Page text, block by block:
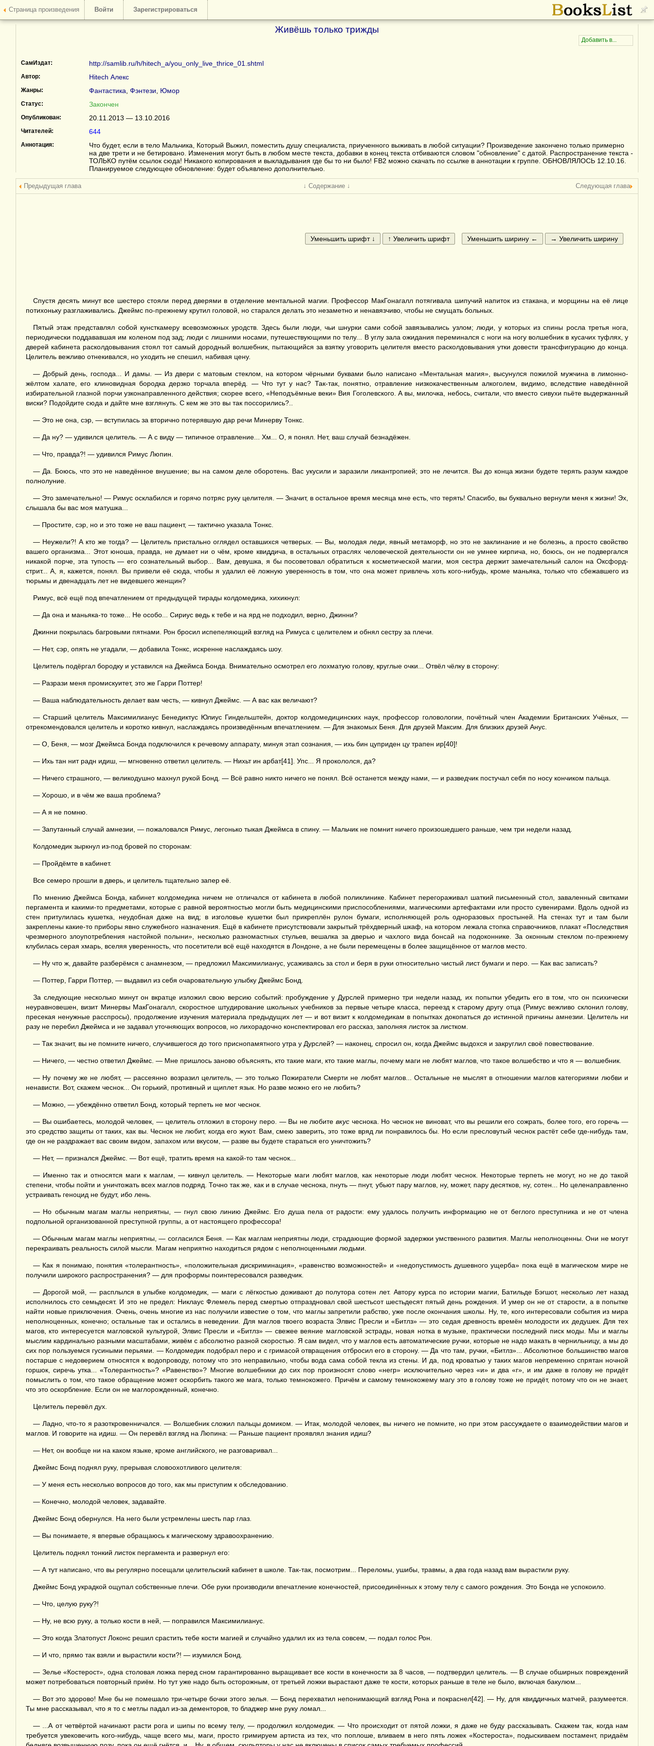
Страница произведения Войти Зарегистрироваться
Живёшь только трижды
СамИздат: http://samlib.ru/h/hitech_a/you_only_live_thrice_01.shtml
Автор: Hitech Алекс
Жанры: Фантастика Фэнтези Юмор
Статус: Закончен
Опубликован: 20.11.2013 — 13.10.2016
Читателей: 644
Аннотация:
Что будет, если в тело Мальчика, Который Выжил, поместить душу специалиста, приученного выживать в любой ситуации? Произведение закончено только примерно
на две трети и не бетировано. Изменения могут быть в любом месте текста, добавки в конец текста отбиваются словом "обновление" с датой. Распространение текста -
ТОЛЬКО путём ссылок сюда! Никакого копирования и выкладывания где бы то ни было! FB2 можно скачать по ссылке в аннотации к группе. ОБНОВЛЯЛОСЬ 12.10.16.
Планируемое следующее обновление: будет объявлено дополнительно.
Предыдущая глава ↓ Содержание ↓ Следующая глава
Спустя десять минут все шестеро стояли перед дверями в отделение ментальной магии. Профессор МакГонагалл потягивала шипучий напиток из стакана, и морщины на её лице
потихоньку разглаживались. Джеймс по-прежнему крутил головой, но старался делать это незаметно и ненавязчиво, чтобы не смущать больных.
Пятый этаж представлял собой кунсткамеру всевозможных уродств. Здесь были люди, чьи шнурки сами собой завязывались узлом; люди, у которых из спины росла третья нога,
периодически поддававшая им коленом под зад; люди с лишними носами, путешествующими по телу... В углу зала ожидания переминался с ноги на ногу волшебник в кусачих туфлях, у
дверей кабинета расколдовывания стоял тот самый дородный волшебник, пытающийся за взятку уговорить целителя вместо расколдовывания утки довести трансфигурацию до конца.
Целитель вежливо отнекивался, но уходить не спешил, набивая цену.
— Добрый день, господа... И дамы. — Из двери с матовым стеклом, на котором чёрными буквами было написано «Ментальная магия», высунулся пожилой мужчина в лимонно-
жёлтом халате, его клиновидная бородка дерзко торчала вперёд. — Что тут у нас? Так-так, понятно, отравление низкокачественным алкоголем, видимо, вследствие наведённой
избирательной глазной порчи узконаправленного действия; скорее всего, «Неподъёмные веки» Вия Гоголевского. А вы, милочка, небось, считали, что вместо сивухи пьёте выдержанный
виски? Подойдите сюда и дайте мне взглянуть. С кем же это вы так поссорились?..
— Это не она, сэр, — вступилась за вторично потерявшую дар речи Минерву Тонкс.
— Да ну? — удивился целитель. — А с виду — типичное отравление... Хм... О, я понял. Нет, ваш случай безнадёжен.
— Что, правда?! — удивился Римус Люпин.
— Да. Боюсь, что это не наведённое внушение; вы на самом деле оборотень. Вас укусили и заразили ликантропией; это не лечится. Вы до конца жизни будете терять разум каждое
полнолуние.
— Это замечательно! — Римус осклабился и горячо потряс руку целителя. — Значит, в остальное время месяца мне есть, что терять! Спасибо, вы буквально вернули меня к жизни! Эх,
слышала бы вас моя матушка...
— Простите, сэр, но и это тоже не ваш пациент, — тактично указала Тонкс.
— Неужели?! А кто же тогда? — Целитель пристально оглядел оставшихся четверых. — Вы, молодая леди, явный метаморф, но это не заклинание и не болезнь, а просто свойство
вашего организма... Этот юноша, правда, не думает ни о чём, кроме квиддича, в остальных отраслях человеческой деятельности он не умнее кирпича, но, боюсь, он не подвергался
никакой порче, эта тупость — его сознательный выбор... Вам, девушка, я бы посоветовал обратиться к косметической магии, моя сестра держит замечательный салон на Оксфорд-
стрит... А, я, кажется, понял. Вы привели её сюда, чтобы я удалил её ложную уверенность в том, что она может привлечь хоть кого-нибудь, кроме маньяка, только что сбежавшего из
тюрьмы и двенадцать лет не видевшего женщин?
Римус, всё ещё под впечатлением от предыдущей тирады колдомедика, хихикнул:
— Да она и маньяка-то тоже... Не особо... Сириус ведь к тебе и на ярд не подходил, верно, Джинни?
Джинни покрылась багровыми пятнами. Рон бросил испепеляющий взгляд на Римуса с целителем и обнял сестру за плечи.
— Нет, сэр, опять не угадали, — добавила Тонкс, искренне наслаждаясь шоу.
Целитель подёргал бородку и уставился на Джеймса Бонда. Внимательно осмотрел его лохматую голову, круглые очки... Отвёл чёлку в сторону:
— Разрази меня промискуитет, это же Гарри Поттер!
— Ваша наблюдательность делает вам честь, — кивнул Джеймс. — А вас как величают?
— Старший целитель Максимилианус Бенедиктус Юлиус Гиндельштейн, доктор колдомедицинских наук, профессор головологии, почётный член Академии Британских Учёных, —
отрекомендовался целитель и коротко кивнул, наслаждаясь произведённым впечатлением. — Для знакомых Беня. Для друзей Максим. Для близких друзей Анус.
— О, Беня, — мозг Джеймса Бонда подключился к речевому аппарату, минуя этап сознания, — ихь бин цуприден цу трапен ир[40]!
— Ихь тан нит радн идиш, — мгновенно ответил целитель. — Нихьт ин арбат[41]. Упс... Я прокололся, да?
— Ничего страшного, — великодушно махнул рукой Бонд. — Всё равно никто ничего не понял. Всё останется между нами, — и разведчик постучал себя по носу кончиком пальца.
— Хорошо, и в чём же ваша проблема?
— А я не помню.
— Запутанный случай амнезии, — пожаловался Римус, легонько тыкая Джеймса в спину. — Мальчик не помнит ничего произошедшего раньше, чем три недели назад.
Колдомедик зыркнул из-под бровей по сторонам:
— Пройдёмте в кабинет.
Все семеро прошли в дверь, и целитель тщательно запер её.
По мнению Джеймса Бонда, кабинет колдомедика ничем не отличался от кабинета в любой поликлинике. Кабинет перегораживал шаткий письменный стол, заваленный свитками
пергамента и какими-то предметами, которые с равной вероятностью могли быть медицинскими приспособлениями, магическими артефактами или просто сувенирами. Вдоль одной из
стен притулилась кушетка, неудобная даже на вид; в изголовье кушетки был прикреплён рулон бумаги, исполняющей роль одноразовых простыней. На стенах тут и там были
закреплены какие-то приборы явно служебного назначения. Ещё в кабинете присутствовали закрытый трёхдверный шкаф, на котором лежала стопка справочников, плакат «Последствия
чрезмерного злоупотребления настойкой полыни», несколько разномастных стульев, вешалка за дверью и чахлого вида бонсай на подоконнике. За оконным стеклом по-прежнему
клубилась серая хмарь, вселяя уверенность, что посетители всё ещё находятся в Лондоне, а не были перемещены в более защищённое от маглов место.
— Ну что ж, давайте разберёмся с анамнезом, — предложил Максимилианус, усаживаясь за стол и беря в руки относительно чистый лист бумаги и перо. — Как вас записать?
— Поттер, Гарри Поттер, — выдавил из себя очаровательную улыбку Джеймс Бонд.
За следующие несколько минут он вкратце изложил свою версию событий: пробуждение у Дурслей примерно три недели назад, их попытки убедить его в том, что он психически
неуравновешен, визит Минервы МакГонагалл, скоростное штудирование школьных учебников за первые четыре класса, переезд к старому другу отца (Римус вежливо склонил голову,
пресекая ненужные расспросы), продолжение изучения материала предыдущих лет — и вот визит к колдомедикам в попытках докопаться до истинной причины амнезии. Целитель ни
разу не перебил Джеймса и не задавал уточняющих вопросов, но лихорадочно конспектировал его рассказ, заполняя листок за листком.
— Так значит, вы не помните ничего, случившегося до того приснопамятного утра у Дурслей? — наконец, спросил он, когда Джеймс выдохся и закруглил своё повествование.
— Ничего, — честно ответил Джеймс. — Мне пришлось заново объяснять, кто такие маги, кто такие маглы, почему маги не любят маглов, что такое волшебство и что я — волшебник.
— Ну почему же не любят, — рассеянно возразил целитель, — это только Пожиратели Смерти не любят маглов... Остальные не мыслят в отношении маглов категориями любви и
ненависти. Вот, скажем чеснок... Он горький, противный и щиплет язык. Но разве можно его не любить?
— Можно, — убеждённо ответил Бонд, который терпеть не мог чеснок.
— Вы ошибаетесь, молодой человек, — целитель отложил в сторону перо. — Вы не любите вкус чеснока. Но чеснок не виноват, что вы решили его сожрать, более того, его горечь —
это средство защиты от таких, как вы. Чеснок не любит, когда его жуют. Вам, смею заверить, это тоже вряд ли понравилось бы. Но если пресловутый чеснок растёт себе где-нибудь там,
где он не раздражает вас своим видом, запахом или вкусом, — разве вы будете стараться его уничтожить?
— Нет, — признался Джеймс. — Вот ещё, тратить время на какой-то там чеснок...
— Именно так и относятся маги к маглам, — кивнул целитель. — Некоторые маги любят маглов, как некоторые люди любят чеснок. Некоторые терпеть не могут, но не до такой
степени, чтобы пойти и уничтожать всех маглов подряд. Точно так же, как и в случае чеснока, пнуть — пнут, убьют пару маглов, ну, может, пару десятков, ну, сотен... Но целенаправленно
устраивать геноцид не будут, ибо лень.
— Но обычным магам маглы неприятны, — гнул свою линию Джеймс. Его душа пела от радости: ему удалось получить информацию не от беглого преступника и не от члена
подпольной организованной преступной группы, а от настоящего профессора!
— Обычным магам маглы неприятны, — согласился Беня. — Как маглам неприятны люди, страдающие формой задержки умственного развития. Маглы неполноценны. Они не могут
перекраивать реальность силой мысли. Магам неприятно находиться рядом с неполноценными людьми.
— Как я понимаю, понятия «толерантность», «положительная дискриминация», «равенство возможностей» и «недопустимость душевного ущерба» пока ещё в магическом мире не
получили широкого распространения? — для проформы поинтересовался разведчик.
— Дорогой мой, — расплылся в улыбке колдомедик, — маги с лёгкостью доживают до полутора сотен лет. Автору курса по истории магии, Батильде Бэгшот, несколько лет назад
исполнилось сто семьдесят. И это не предел: Никлаус Флемель перед смертью отпраздновал свой шестьсот шестьдесят пятый день рождения. И умер он не от старости, а в попытке
найти новые приключения. Очень, очень многие из нас получили известие о том, что маглы запретили рабство, уже после окончания школы. Ну, те, кого интересовали события из мира
неполноценных, конечно; остальные так и остались в неведении. Для маглов твоего возраста Элвис Пресли и «Битлз» — это седая древность времён молодости их дедушек. Для тех
магов, кто интересуется магловской культурой, Элвис Пресли и «Битлз» — свежее веяние магловской эстрады, новая нотка в музыке, практически последний писк моды. Мы и маглы
мыслим кардинально разными масштабами, живём с абсолютно разной скоростью. Я сам видел, что у маглов есть автоматические ручки, которые не надо макать в чернильницу, а мы до
сих пор пользуемся гусиными перьями. — Колдомедик подобрал перо и с гримасой отвращения отбросил его в сторону. — Да что там, ручки, «Битлз»... Абсолютное большинство магов
постарше с недоверием относятся к водопроводу, потому что это неправильно, чтобы вода сама собой текла из стены. И да, под кроватью у таких магов непременно спрятан ночной
горшок, сиречь утка... «Толерантность»? «Равенство»? Многие волшебники до сих пор произносят слово «негр» исключительно через «и» и два «г», и им даже в голову не придёт
помыслить о том, что такое обращение может оскорбить такого же мага, только темнокожего. Причём и самому темнокожему магу это в голову тоже не придёт, потому что он не знает,
что это оскорбление. Если он не маглорожденный, конечно.
Целитель перевёл дух.
— Ладно, что-то я разоткровенничался. — Волшебник сложил пальцы домиком. — Итак, молодой человек, вы ничего не помните, но при этом рассуждаете о взаимодействии магов и
маглов. И говорите на идиш. — Он перевёл взгляд на Люпина: — Раньше пациент проявлял знания идиш?
— Нет, он вообще ни на каком языке, кроме английского, не разговаривал...
Джеймс Бонд поднял руку, прерывая словоохотливого целителя:
— У меня есть несколько вопросов до того, как мы приступим к обследованию.
— Конечно, молодой человек, задавайте.
Джеймс Бонд обернулся. На него были устремлены шесть пар глаз.
— Вы понимаете, я впервые обращаюсь к магическому здравоохранению.
Целитель поднял тонкий листок пергамента и развернул его:
— А тут написано, что вы регулярно посещали целительский кабинет в школе. Так-так, посмотрим... Переломы, ушибы, травмы, а два года назад вам вырастили руку.
Джеймс Бонд украдкой ощупал собственные плечи. Обе руки производили впечатление конечностей, присоединённых к этому телу с самого рождения. Это Бонда не успокоило.
— Что, целую руку?!
— Ну, не всю руку, а только кости в ней, — поправился Максимилианус.
— Это когда Златопуст Локонс решил срастить тебе кости магией и случайно удалил их из тела совсем, — подал голос Рон.
— И что, прямо так взяли и вырастили кости?! — изумился Бонд.
— Зелье «Костерост», одна столовая ложка перед сном гарантированно выращивает все кости в конечности за 8 часов, — подтвердил целитель. — В случае обширных повреждений
может потребоваться повторный приём. Но тут уже надо быть осторожным, от третьей ложки вырастают даже те кости, которых раньше в теле не было, включая бакулюм...
— Вот это здорово! Мне бы не помешало три-четыре бочки этого зелья. — Бонд перехватил непонимающий взгляд Рона и покраснел[42]. — Ну, для квиддичных матчей, разумеется.
Ты мне рассказывал, что я то с метлы падал из-за дементоров, то бладжер мне руку ломал...
— ...А от четвёртой начинают расти рога и шипы по всему телу, — продолжил колдомедик. — Что происходит от пятой ложки, я даже не буду рассказывать. Скажем так, когда нам
требуется увековечить кого-нибудь, чаще всего мы, маги, просто гримируем артиста из тех, что поплоше, вливаем в него пять ложек «Костероста», подыскиваем постамент, придаём